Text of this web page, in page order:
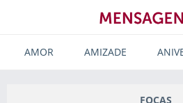
AMOR AMIZADE
FOCAS